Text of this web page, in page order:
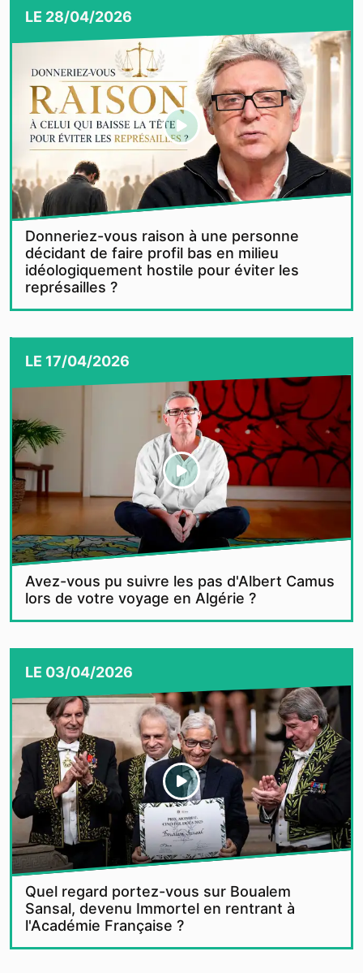
LE 28/04/2026
Donneriez-vous raison à une personne
décidant de faire profil bas en milieu
idéologiquement hostile pour éviter les
représailles ?
LE 17/04/2026
Avez-vous pu suivre les pas d'Albert Camus
lors de votre voyage en Algérie ?
LE 03/04/2026
Quel regard portez-vous sur Boualem
Sansal, devenu Immortel en rentrant à
l'Académie Française ?